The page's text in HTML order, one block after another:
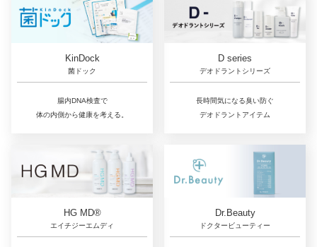
KinDock
菌ドック
腸内DNA検査で
体の内側から健康を考える。
D series
デオドラントシリーズ
長時間気になる臭い防ぐ
デオドラントアイテム
HG MD®
エイチジーエムディ
Dr.Beauty
ドクタービューティー